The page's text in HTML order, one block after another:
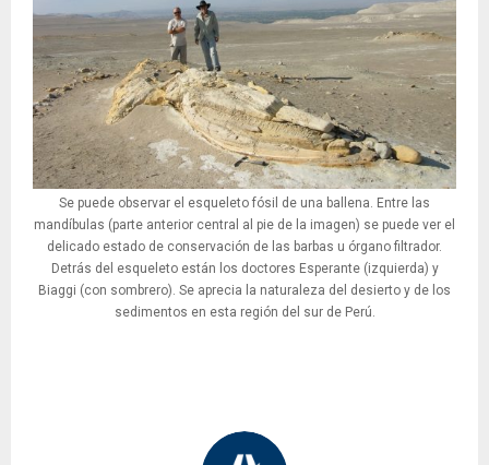
Se puede observar el esqueleto fósil de una ballena. Entre las
mandíbulas (parte anterior central al pie de la imagen) se puede ver el
delicado estado de conservación de las barbas u órgano filtrador.
Detrás del esqueleto están los doctores Esperante (izquierda) y
Biaggi (con sombrero). Se aprecia la naturaleza del desierto y de los
sedimentos en esta región del sur de Perú.